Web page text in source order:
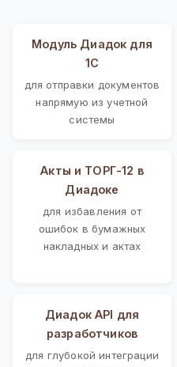
Модуль Диадок для
1С
для отправки документов
напрямую из учетной
системы
Акты и ТОРГ-12 в
Диадоке
для избавления от
ошибок в бумажных
накладных и актах
Диадок API для
разработчиков
для глубокой интеграции